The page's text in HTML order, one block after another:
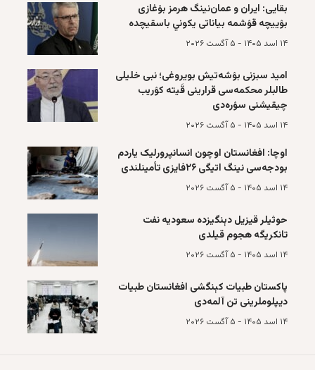
بقایی: ایران و عمان‌نینگ هرمز بۉغازی
بۉییچه‌ قۉشمه‌ بیاناتی یکوني باسقیچده
۱۴ اسد ۱۴۰۵ - ۵ آگست ۲۰۲۶
امید سبزنی بۉشه‌تیش بویروغی؛ نبی خلیلی
طالبلر محکمه‌سی قرارینی قَیته کۉریب
چیقیشنی سۉره‌دی
۱۴ اسد ۱۴۰۵ - ۵ آگست ۲۰۲۶
اوچا: افغانستان اوچون انسانپرورلیک یاردم
بودجه‌سی نینگ اتیگی ۲۶فایزی تأمینلندی
۱۴ اسد ۱۴۰۵ - ۵ آگست ۲۰۲۶
حوثيلر قیزیل دېنگیزده سعوديه نفت
تانکریگه هجوم قیلدی
۱۴ اسد ۱۴۰۵ - ۵ آگست ۲۰۲۶
پاکستان طبیات کېنگشی افغانستان طبیات
دیپلوملرینی تن آلمه‌دی
۱۴ اسد ۱۴۰۵ - ۵ آگست ۲۰۲۶